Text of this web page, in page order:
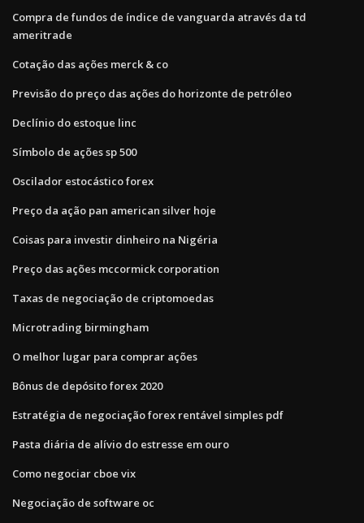
Compra de fundos de índice de vanguarda através da td
ameritrade
Cotação das ações merck & co
Previsão do preço das ações do horizonte de petróleo
Declínio do estoque linc
Símbolo de ações sp 500
Oscilador estocástico forex
Preço da ação pan american silver hoje
Coisas para investir dinheiro na Nigéria
Preço das ações mccormick corporation
Taxas de negociação de criptomoedas
Microtrading birmingham
O melhor lugar para comprar ações
Bônus de depósito forex 2020
Estratégia de negociação forex rentável simples pdf
Pasta diária de alívio do estresse em ouro
Como negociar cboe vix
Negociação de software oc